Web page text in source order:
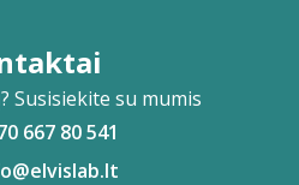
Susisiekite su mumis
667 80 541